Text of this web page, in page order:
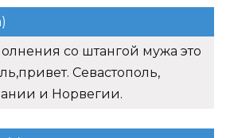
со штангой мужа это
Севастополь,
и Норвегии.